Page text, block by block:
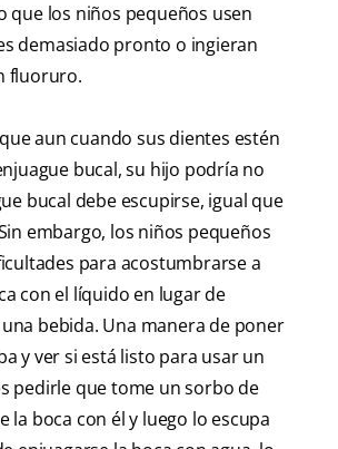
que los niños pequeños usen
demasiado pronto o ingieran
fluoruro.
aun cuando sus dientes estén
bucal, su hijo podría no
bucal debe escupirse, igual que
embargo, los niños pequeños
para acostumbrarse a
con el líquido en lugar de
bebida. Una manera de poner
y ver si está listo para usar un
pedirle que tome un sorbo de
la boca con él y luego lo escupa